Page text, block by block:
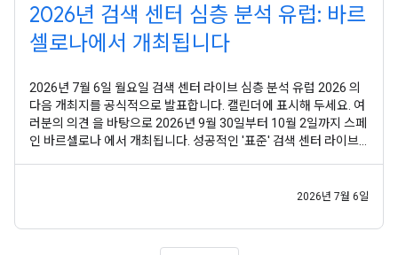
2026년 검색 센터 심층 분석 유럽: 바르
셀로나에서 개최됩니다
2026년 7월 6일 월요일 검색 센터 라이브 심층 분석 유럽 2026 의
다음 개최지를 공식적으로 발표합니다. 캘린더에 표시해 두세요. 여
러분의 의견 을 바탕으로 2026년 9월 30일부터 10월 2일까지 스페
인 바르셀로나 에서 개최됩니다. 성공적인 '표준' 검색 센터 라이브
2026년 7월 6일